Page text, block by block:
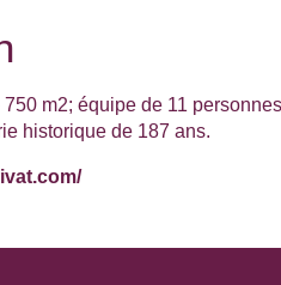
m2; équipe de 11
historique de 187 ans.